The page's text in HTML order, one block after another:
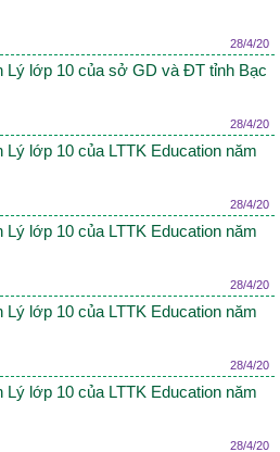
28/4/20
Lý lớp 10 của sở GD và ĐT tỉnh Bạc
28/4/20
lớp 10 của LTTK Education năm
28/4/20
lớp 10 của LTTK Education năm
28/4/20
lớp 10 của LTTK Education năm
28/4/20
lớp 10 của LTTK Education năm
28/4/20